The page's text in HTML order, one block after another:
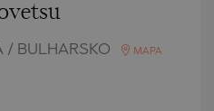
/ BULHARSKO MAPA